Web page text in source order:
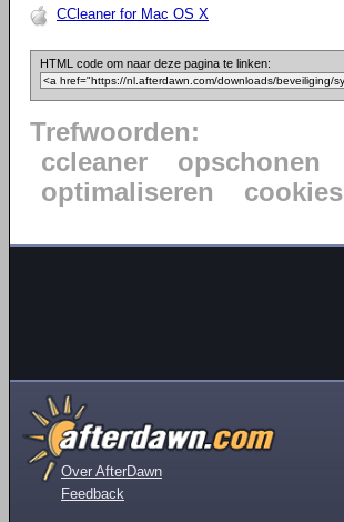
CCleaner for Mac OS X
HTML code om naar deze pagina te linken:
Trefwoorden:
ccleaner
opschonen
optimaliseren
cookies
Over AfterDawn
Feedback